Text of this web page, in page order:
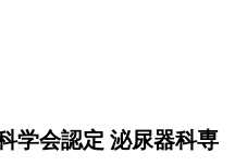
学会認定 泌尿器科専